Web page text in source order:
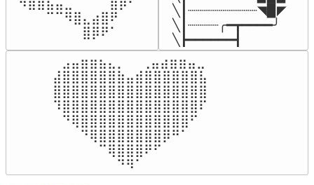
⠀⠀⠀⠀⠉⠉⠻⣿⣄⣴⣿⠟⠀⠀⠀
⠀⠀⠀⠀⠀⠀⠀⠀⣿⡿⠟⠁⠀⠀⠀⠀
╲┃┈┈┈┈┈┈┈┈┈◥▉◤
╲┃┈┈┈┈╭━┳━━━━╯
╲┣━━━━━━┫﻿
⠀⣠⣤⣶⣶⣦⣄⡀  ⠀⢀⣤⣴⣶⣶⣤⣀⠀
⣼⣿⣿⣿⣿⣿⣿⣷⣤⣾⣿⣿⣿⣿⣿⣿⣧
⣿⣿⣿⣿⣿⣿⣿⣿⣿⣿⣿⣿⣿⣿⣿⣿⣿
⠹⣿⣿⣿⣿⣿⣿⣿⣿⣿⣿⣿⣿⣿⣿⣿⠏
⠀⠙⢿⣿⣿⣿⣿⣿⣿⣿⣿⣿⣿⣿⣿⠋⠀
⠀⠀⠀⠙⢿⣿⣿⣿⣿⣿⣿⣿⡿⠛⠁⠀⠀
⠀⠀⠀⠀⠀⠉⢿⣿⣿⣿⠟⠋⠀⠀⠀⠀⠀
⠀⠀⠀⠀⠀⠀⠀⠙⠻⠁⠀⠀⠀⠀⠀⠀⠀⠀⠀⠀⠀⠀⠀